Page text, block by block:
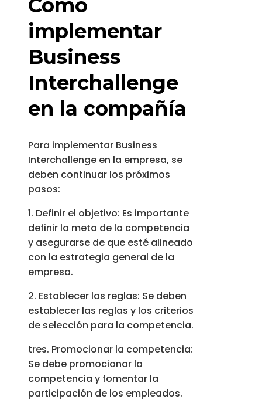
Cómo
implementar
Business
Interchallenge
en la compañía
Para implementar Business
Interchallenge en la empresa, se
deben continuar los próximos
pasos:
1. Definir el objetivo: Es importante
definir la meta de la competencia
y asegurarse de que esté alineado
con la estrategia general de la
empresa.
2. Establecer las reglas: Se deben
establecer las reglas y los criterios
de selección para la competencia.
tres. Promocionar la competencia:
Se debe promocionar la
competencia y fomentar la
participación de los empleados.